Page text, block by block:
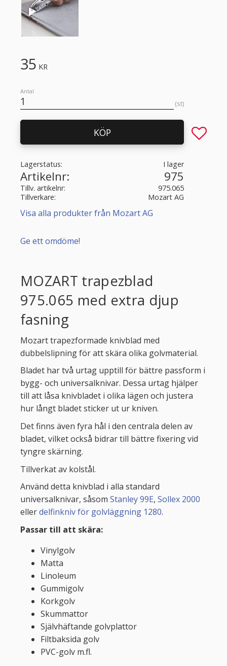
35 KR
Antal
st
KÖP Lägg till
Lagerstatus I lager
Artikelnr 975
Tillv. artikelnr
975.065
Tillverkare
Mozart AG
Visa alla produkter från Mozart AG
Ge ett omdöme!
MOZART trapezblad
975.065 med extra djup
fasning
Mozart trapezformade knivblad med
dubbelslipning för att skära olika golvmaterial.
Bladet har två urtag upptill för bättre passform i
bygg- och universalknivar. Dessa urtag hjälper
till att låsa knivbladet i olika lägen och justera
hur långt bladet sticker ut ur kniven.
Det finns även fyra hål i den centrala delen av
bladet, vilket också bidrar till bättre fixering vid
tyngre skärning.
Tillverkat av kolstål.
Använd detta knivblad i alla standard
universalknivar, såsom Stanley 99E, Sollex 2000
ellerdelfinkniv för golvläggning 1280.
Passar till att skära:
Vinylgolv
Matta
Linoleum
Gummigolv
Korkgolv
Skummattor
Självhäftande golvplattor
Filtbaksida golv
PVC-golv m.fl.